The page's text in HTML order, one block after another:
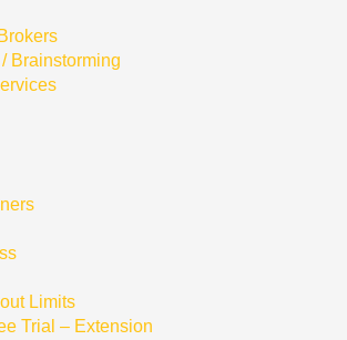
Brainstorming
Limits
Trial – Extension